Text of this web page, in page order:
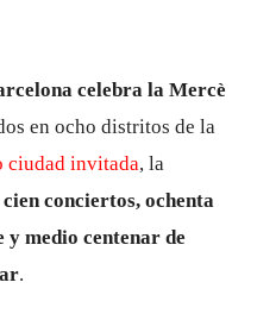
celebra la Mercè
en ocho distritos de la
ciudad invitada, la
cien conciertos, ochenta
y medio centenar de
.